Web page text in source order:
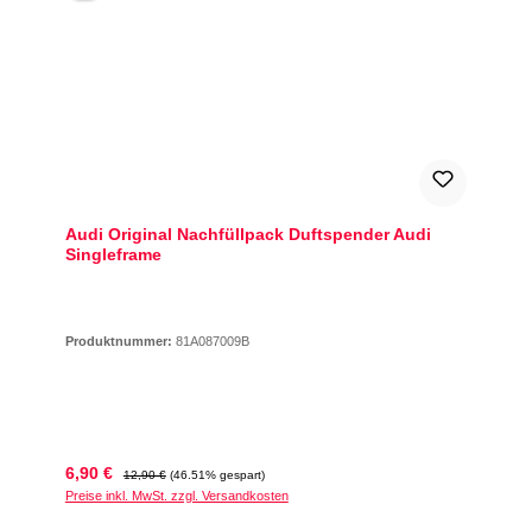
Audi Original Nachfüllpack Duftspender Audi
Singleframe
Produktnummer: 81A087009B
Verkaufspreis:
6,90 € Regulärer Preis:
12,90 € (46.51% gespart)
Preise inkl. MwSt. zzgl. Versandkosten